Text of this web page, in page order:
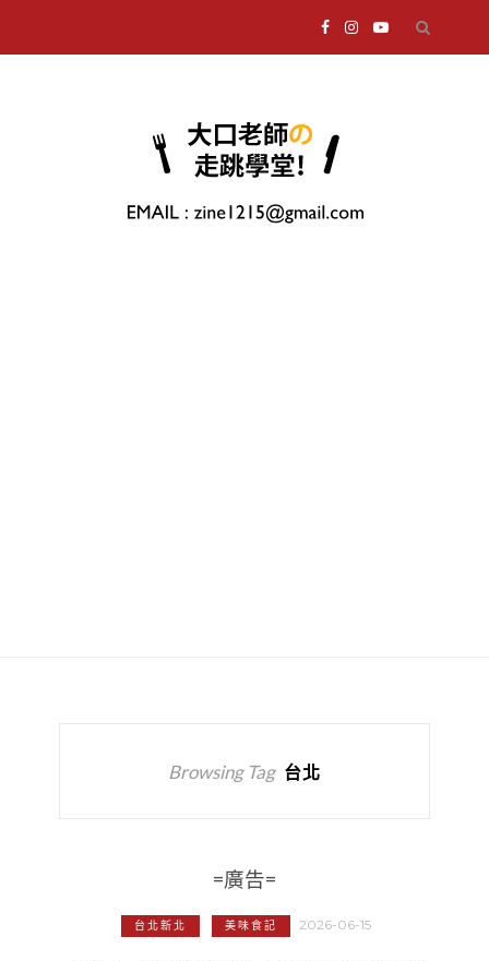
Browsing Tag 台北
=廣告=
台北新北 美味食記 2026-06-15